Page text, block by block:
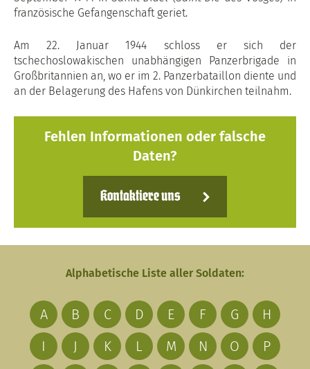
französische Gefangenschaft geriet.
Am 22. Januar 1944 schloss er sich der
tschechoslowakischen unabhängigen Panzerbrigade in
Großbritannien an, wo er im 2. Panzerbataillon diente und
an der Belagerung des Hafens von Dünkirchen teilnahm.
Fehlen Informationen oder falsche
Daten?
Kontaktiere uns
Alphabetische Liste aller Soldaten:
A B C D E F G
H
I
J K L M N O
P